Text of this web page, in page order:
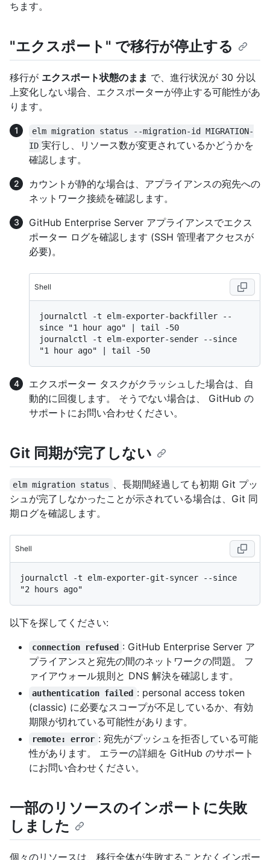
ちます。
"エクスポート" で移行が停止する
移行が エクスポート状態のまま で、進行状況が 30 分以
上変化しない場合、エクスポーターが停止する可能性があ
ります。
elm migration status --migration-id MIGRATION-
ID 実行し、リソース数が変更されているかどうかを
確認します。
カウントが静的な場合は、アプライアンスの宛先への
ネットワーク接続を確認します。
GitHub Enterprise Server アプライアンスでエクス
ポーター ログを確認します (SSH 管理者アクセスが
必要)。
Shell
journalctl -t elm-exporter-backfiller --
since "1 hour ago" | tail -50
journalctl -t elm-exporter-sender --since
エクスポーター タスクがクラッシュした場合は、自
動的に回復します。 そうでない場合は、 GitHub の
サポートにお問い合わせください。
Git 同期が完了しない
elm migration status 、長期間経過しても初期 Git プッ
シュが完了しなかったことが示されている場合は、Git 同
期ログを確認します。
Shell
journalctl -t elm-exporter-git-syncer --since
以下を探してください:
connection refused : GitHub Enterprise Server ア
プライアンスと宛先の間のネットワークの問題。 フ
ァイアウォール規則と DNS 解決を確認します。
authentication failed : personal access token
(classic) に必要なスコープが不足しているか、有効
期限が切れている可能性があります。
remote: error : 宛先がプッシュを拒否している可能
性があります。 エラーの詳細を GitHub のサポート
にお問い合わせください。
一部のリソースのインポートに失敗
しました
個々のリソースは、移行全体が失敗することなくインポー